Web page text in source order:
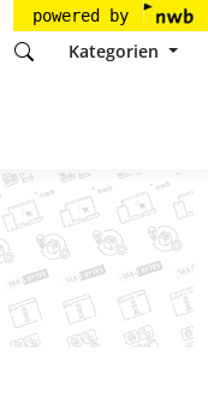
powered by
Kategorien